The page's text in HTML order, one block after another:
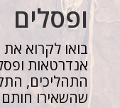
ופסלים
בואו לקרוא
אנדרטאות
התהליכים,
שהשאירו